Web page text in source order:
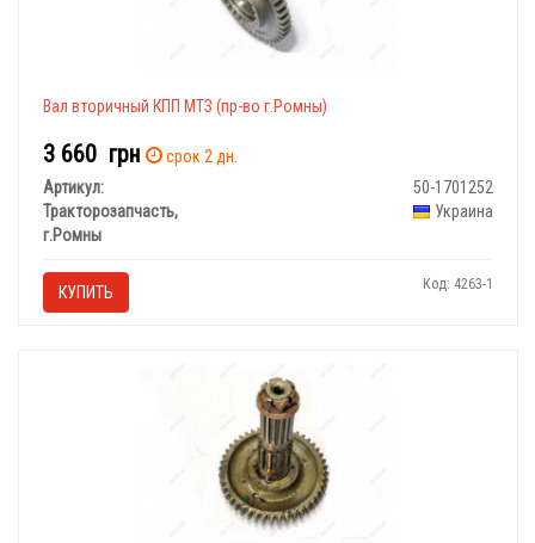
Вал вторичный КПП МТЗ (пр-во г.Ромны)
3 660 грн
срок 2 дн.
Артикул:
50-1701252
Тракторозапчасть,
г.Ромны
Украина
КУПИТЬ Код: 4263-1